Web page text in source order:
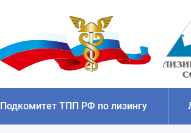
Подкомитет ТПП РФ по лизингу